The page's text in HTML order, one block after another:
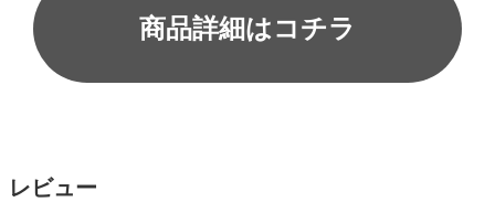
商品詳細はコチラ
レビュー